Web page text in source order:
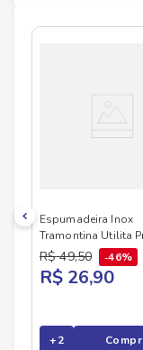
de produtos
Espumadeira Inox
Tramontina Utilita
R$ 49,50 46%
R$ 26,90
+2